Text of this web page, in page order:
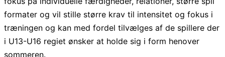
formater og vil stille større krav til intensitet og fokus i
træningen og kan med fordel tilvælges af de spillere der
i U13-U16 regiet ønsker at holde sig i form henover
sommeren.